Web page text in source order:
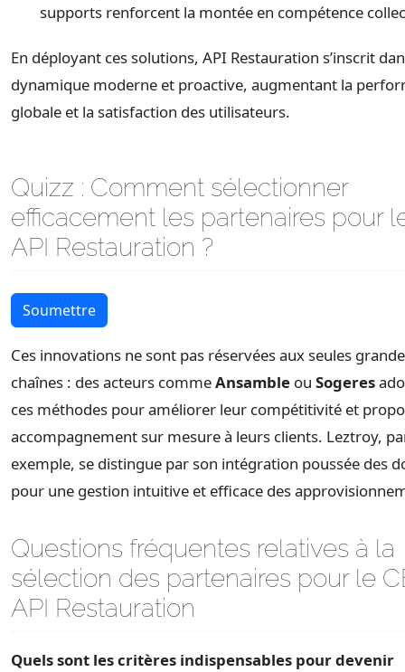
supports renforcent la montée en compétence
En déployant ces solutions, API Restauration s’inscrit
dynamique moderne et proactive, augmentant la
globale et la satisfaction des utilisateurs.
Quizz : Comment sélectionner
efficacement les partenaires pour
API Restauration ?
Soumettre
Ces innovations ne sont pas réservées aux seules
chaînes : des acteurs commeAnsamble ou Sogeres
ces méthodes pour améliorer leur compétitivité et
accompagnement sur mesure à leurs clients. Leztroy,
exemple, se distingue par son intégration poussée des
pour une gestion intuitive et efficace des
Questions fréquentes relatives à la
sélection des partenaires pour le
API Restauration
Quels sont les critères indispensables pour devenir